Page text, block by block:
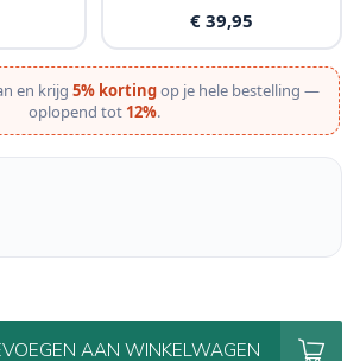
€ 39,95
en krijg 5% kortingop je hele bestelling —
oplopend tot 12%.
AAN WINKELWAGEN